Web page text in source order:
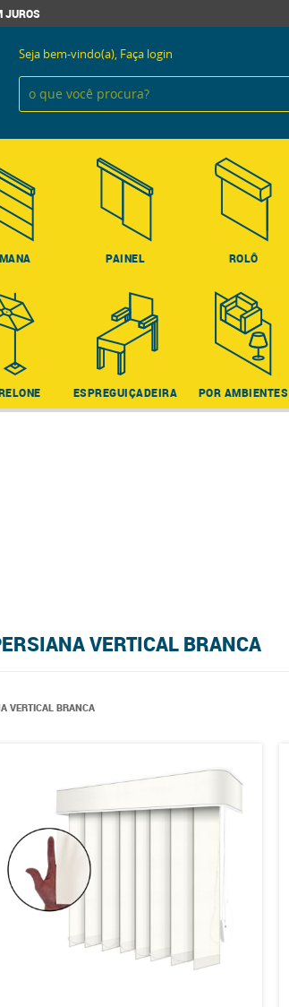
JUROS
Seja bem-vindo(a), Faça login
PAINEL ROLÔ
ESPREGUIÇADEIRA POR AMBIENTES
VERTICAL BRANCA
VERTICAL BRANCA